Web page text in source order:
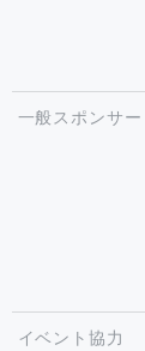
一般スポンサー
イベント協力